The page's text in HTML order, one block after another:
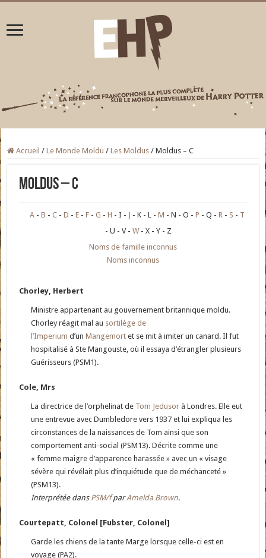
Accueil / Le Monde Moldu / Les Moldus / Moldus – C
Moldus – C
A B C D E F G H I J K L M N O P Q R S
T
U
V W X Y
Z
Noms de famille inconnus
Noms inconnus
Chorley, Herbert
Ministre appartenant au gouvernement britannique moldu.
Chorley réagit mal au sortilège de
l’Imperium d’unMangemort et se mit à imiter un canard. Il fut
hospitalisé à Ste Mangouste, où il essaya d’étrangler plusieurs
Guérisseurs (PSM1).
Cole, Mrs
La directrice de l’orphelinat de Tom Jedusor à Londres. Elle eut
une entrevue avec Dumbledore vers 1937 et lui expliqua les
circonstances de la naissances de Tom ainsi que son
comportement anti-social (PSM13). Décrite comme une
« femme maigre d’apparence harassée » avec un « visage
sévère qui révélait plus d’inquiétude que de méchanceté »
(PSM13).
Interprétée dans PSM/fparAmelda Brown.
Courtepatt, Colonel [Fubster, Colonel]
Garde les chiens de la tante Marge lorsque celle-ci est en
voyage (PA2).